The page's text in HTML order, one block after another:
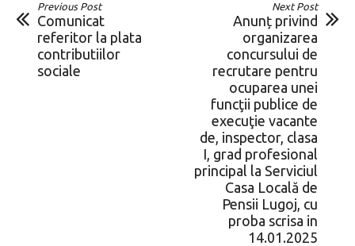
Previous Post
Comunicat
referitor la plata
contributiilor
sociale
Next Post
Anunț privind
organizarea
concursului de
recrutare pentru
ocuparea unei
funcţii publice de
execuţie vacante
de, inspector, clasa
I, grad profesional
principal la Serviciul
Casa Locală de
Pensii Lugoj, cu
proba scrisa in
14.01.2025